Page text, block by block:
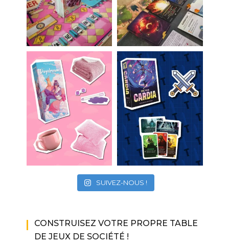
SUIVEZ-NOUS !
CONSTRUISEZ VOTRE PROPRE TABLE
DE JEUX DE SOCIÉTÉ !